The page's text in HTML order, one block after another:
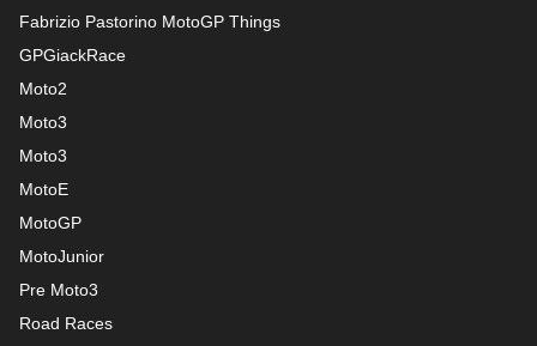
Fabrizio Pastorino MotoGP Things
GPGiackRace
Moto2
Moto3
Moto3
MotoE
MotoGP
MotoJunior
Pre Moto3
Road Races